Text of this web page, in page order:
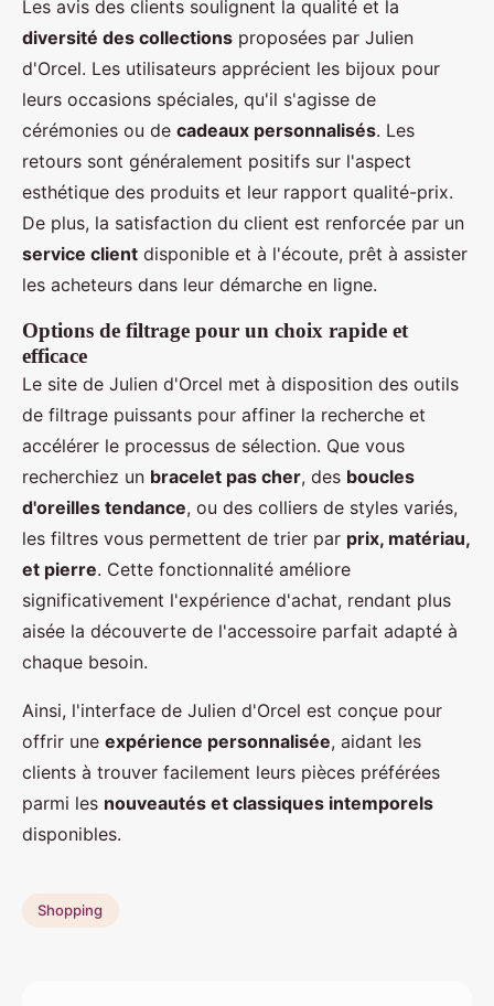
Les avis des clients soulignent la qualité et la
diversité des collections proposées par Julien
d'Orcel. Les utilisateurs apprécient les bijoux pour
leurs occasions spéciales, qu'il s'agisse de
cérémonies ou de cadeaux personnalisés. Les
retours sont généralement positifs sur l'aspect
esthétique des produits et leur rapport qualité-prix.
De plus, la satisfaction du client est renforcée par un
service client disponible et à l'écoute, prêt à assister
les acheteurs dans leur démarche en ligne.
Options de filtrage pour un choix rapide et
efficace
Le site de Julien d'Orcel met à disposition des outils
de filtrage puissants pour affiner la recherche et
accélérer le processus de sélection. Que vous
recherchiez un bracelet pas cher, des boucles
d'oreilles tendance, ou des colliers de styles variés,
les filtres vous permettent de trier par prix, matériau,
et pierre. Cette fonctionnalité améliore
significativement l'expérience d'achat, rendant plus
aisée la découverte de l'accessoire parfait adapté à
chaque besoin.
Ainsi, l'interface de Julien d'Orcel est conçue pour
offrir une expérience personnalisée, aidant les
clients à trouver facilement leurs pièces préférées
parmi les nouveautés et classiques intemporels
disponibles.
Shopping